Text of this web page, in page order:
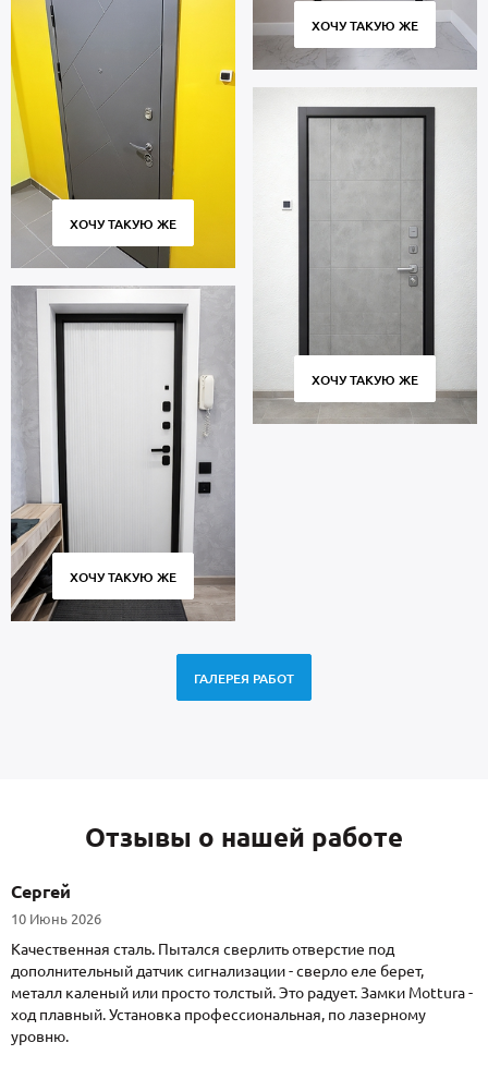
ХОЧУ ТАКУЮ ЖЕ
ХОЧУ ТАКУЮ ЖЕ
ХОЧУ ТАКУЮ ЖЕ
ХОЧУ ТАКУЮ ЖЕ
ГАЛЕРЕЯ РАБОТ
Отзывы о нашей работе
Сергей
10 Июнь 2026
Качественная сталь. Пытался сверлить отверстие под
дополнительный датчик сигнализации - сверло еле берет,
металл каленый или просто толстый. Это радует. Замки Mottura -
ход плавный. Установка профессиональная, по лазерному
уровню.